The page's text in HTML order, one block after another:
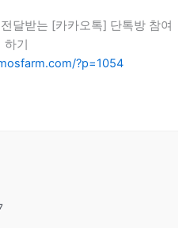
달받는 [카카오톡] 단톡방 참여
하기
?p=1054